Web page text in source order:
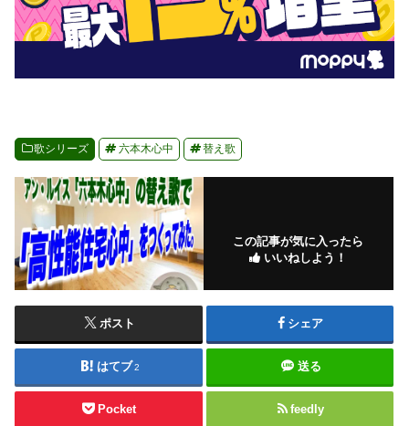
歌シリーズ 六本木心中 替え歌
この記事が気に入ったら
いいねしよう！
ポスト シェア
はてブ2 送る
Pocket feedly